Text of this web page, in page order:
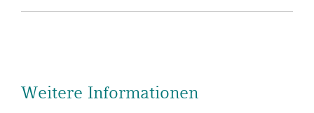
Weitere Informationen